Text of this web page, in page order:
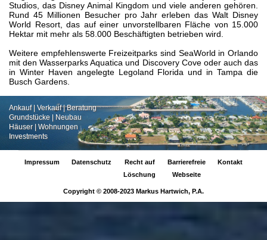
Studios, das Disney Animal Kingdom und viele anderen gehören.
Rund 45 Millionen Besucher pro Jahr erleben das Walt Disney
World Resort, das auf einer unvorstellbaren Fläche von 15.000
Hektar mit mehr als 58.000 Beschäftigten betrieben wird.
Weitere empfehlenswerte Freizeitparks sind SeaWorld in Orlando
mit den Wasserparks Aquatica und Discovery Cove oder auch das
in Winter Haven angelegte Legoland Florida und in Tampa die
Busch Gardens.
Ankauf | Verkauf | Beratung
Grundstücke | Neubau
Häuser | Wohnungen
Investments
Impressum Datenschutz
Recht auf
Löschung
Barrierefreie
Webseite
Kontakt
Copyright © 2008-2023 Markus Hartwich, P.A.